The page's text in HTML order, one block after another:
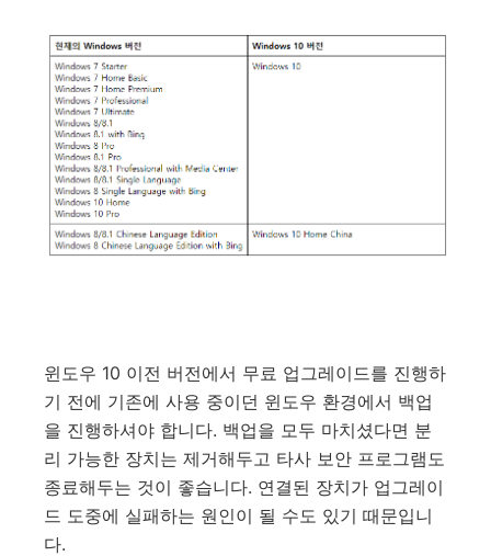
윈도우 10 이전 버전에서 무료 업그레이드를 진행하
기 전에 기존에 사용 중이던 윈도우 환경에서 백업
을 진행하셔야 합니다. 백업을 모두 마치셨다면 분
리 가능한 장치는 제거해두고 타사 보안 프로그램도
종료해두는 것이 좋습니다. 연결된 장치가 업그레이
드 도중에 실패하는 원인이 될 수도 있기 때문입니
다.